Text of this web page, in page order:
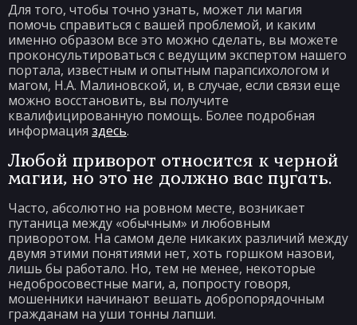
Для того, чтобы точно узнать, может ли магия
помочь справиться с вашей проблемой, и каким
именно образом все это можно сделать, вы можете
проконсультироваться с ведущим экспертом нашего
портала, известным и опытным парапсихологом и
магом, Н.А. Малиновской, и, в случае, если связи еще
можно восстановить, вы получите
квалифицированную помощь. Более подробная
информация здесь.
Любой приворот относится к черной
магии, но это не должно вас пугать.
Часто, абсолютно на ровном месте, возникает
путаница между «обычным» и любовным
приворотом. На самом деле никаких различий между
двумя этими понятиями нет, хоть горшком назови,
лишь бы работало. Но, тем не менее, некоторые
недобросовестные маги, а, попросту говоря,
мошенники начинают вешать добропорядочным
гражданам на уши тонны лапши.